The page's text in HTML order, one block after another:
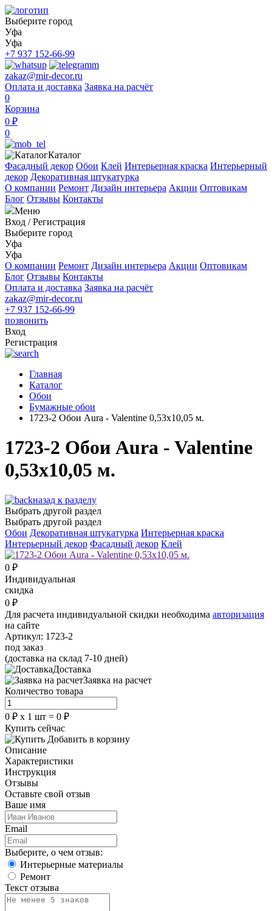
Выберите город
Уфа
Уфа
+7 937 152-66-99
zakaz@mir-decor.ru
Оплата и доставка Заявка на расчёт
0
Корзина
0 ₽
0
Каталог
Фасадный декор Обои Клей Интерьерная краска Интерьерный
декор Декоративная штукатурка
О компании Ремонт Дизайн интерьера Акции Оптовикам
Блог Отзывы Контакты
Меню
Вход /Регистрация
Выберите город
Уфа
Уфа
О компании Ремонт Дизайн интерьера Акции Оптовикам
Блог Отзывы Контакты
Оплата и доставка Заявка на расчёт
zakaz@mir-decor.ru
+7 937 152-66-99
позвонить
Вход
Регистрация
Главная
Каталог
Обои
Бумажные обои
1723-2 Обои Aura - Valentine 0,53х10,05 м.
1723-2 Обои Aura - Valentine
0,53х10,05 м.
назад к разделу
Выбрать другой раздел
Выбрать другой раздел
Обои Декоративная штукатурка Интерьерная краска
Интерьерный декор Фасадный декор Клей
0 ₽
Индивидуальная
скидка
0 ₽
Для расчета индивидуальной скидки необходима авторизация
на сайте
Артикул: 1723-2
под заказ
(доставка на склад 7-10 дней)
Доставка
Заявка на расчет
Количество товара
0 ₽ х 1 шт = 0 ₽
Купить сейчас
Добавить в корзину
Описание
Характеристики
Инструкция
Отзывы
Оставьте свой отзыв
Ваше имя
Email
Выберите, о чем отзыв:
Интерьерные материалы
Ремонт
Текст отзыва